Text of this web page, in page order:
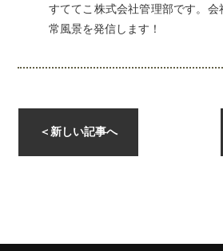
すててこ株式会社管理部です。会
常風景を発信します！
＜ 新しい記事へ